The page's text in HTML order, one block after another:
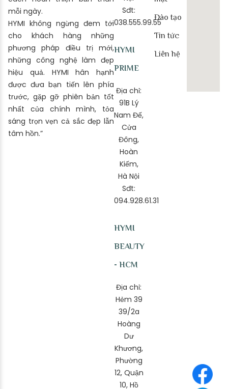
mỗi ngày.
HYMI không ngừng đem tới
cho khách hàng những
phương pháp điều trị mới,
những công nghệ làm đẹp
hiệu quả. HYMI hân hạnh
được đưa bạn tiến lên phía
trước, gặp gỡ phiên bản tốt
nhất của chính mình, tỏa
sáng trọn vẹn cả sắc đẹp lẫn
tâm hồn.”
Sđt:
038.555.99.55
HYMI
PRIME
Địa chỉ:
91B Lý
Nam Đế,
Cửa
Đông,
Hoàn
Kiếm,
Hà Nội
Sđt:
094.928.61.31
HYMI
BEAUTY
- HCM
Địa chỉ:
Hẻm 39
39/2a
Hoàng
Dư
Khương,
Phường
12, Quận
10, Hồ
Đào tạo
Tin tức
Liên hệ